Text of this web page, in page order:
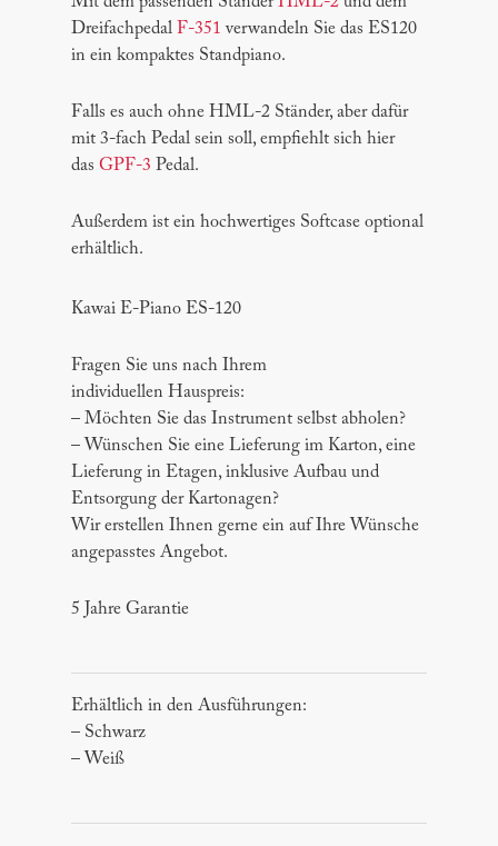
DreifachpedalF-351 verwandeln Sie das ES120
in ein kompaktes Standpiano.
Falls es auch ohne HML-2 Ständer, aber dafür
mit 3-fach Pedal sein soll, empfiehlt sich hier
dasGPF-3 Pedal.
Außerdem ist ein hochwertiges Softcase optional
erhältlich.
Kawai E-Piano ES-120
Fragen Sie uns nach Ihrem
individuellen Hauspreis:
– Möchten Sie das Instrument selbst abholen?
– Wünschen Sie eine Lieferung im Karton, eine
Lieferung in Etagen, inklusive Aufbau und
Entsorgung der Kartonagen?
Wir erstellen Ihnen gerne ein auf Ihre Wünsche
angepasstes Angebot.
5 Jahre Garantie
Erhältlich in den Ausführungen:
– Schwarz
– Weiß